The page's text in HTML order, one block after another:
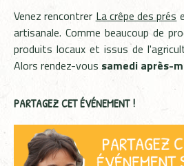
Venez rencontrer La crêpe des prés
artisanale. Comme beaucoup de
produits locaux et issus de
Alors rendez-vous samedi après-
PARTAGEZ CET ÉVÉNEMENT !